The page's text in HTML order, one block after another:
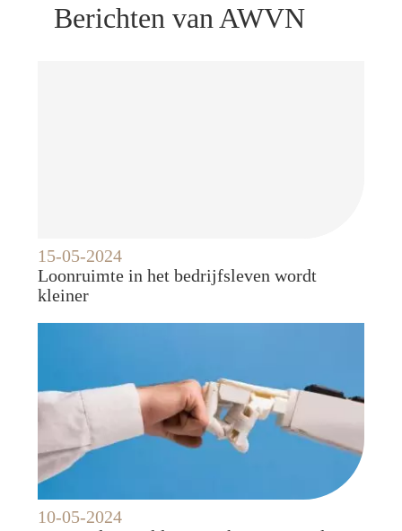
Berichten van AWVN
15-05-2024
Loonruimte in het bedrijfsleven wordt
kleiner
10-05-2024